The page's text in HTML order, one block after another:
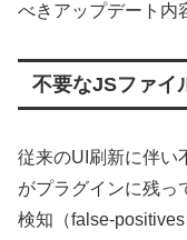
べきアップデート内
不要なJSファイ
従来のUI刷新に伴い
がプラグインに残っ
検知（false-